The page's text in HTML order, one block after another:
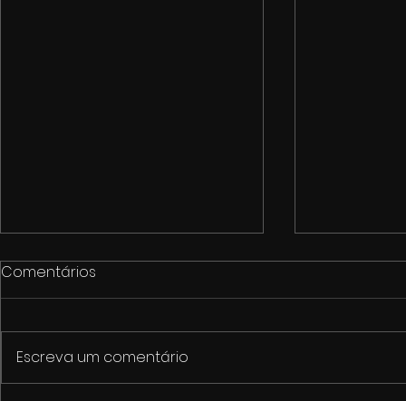
Comentários
Escreva um comentário